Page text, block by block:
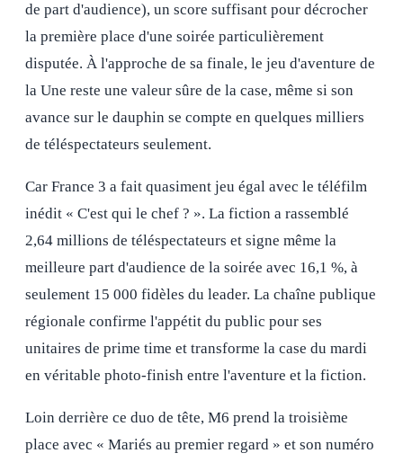
de part d'audience), un score suffisant pour décrocher
la première place d'une soirée particulièrement
disputée. À l'approche de sa finale, le jeu d'aventure de
la Une reste une valeur sûre de la case, même si son
avance sur le dauphin se compte en quelques milliers
de téléspectateurs seulement.
Car France 3 a fait quasiment jeu égal avec le téléfilm
inédit « C'est qui le chef ? ». La fiction a rassemblé
2,64 millions de téléspectateurs et signe même la
meilleure part d'audience de la soirée avec 16,1 %, à
seulement 15 000 fidèles du leader. La chaîne publique
régionale confirme l'appétit du public pour ses
unitaires de prime time et transforme la case du mardi
en véritable photo-finish entre l'aventure et la fiction.
Loin derrière ce duo de tête, M6 prend la troisième
place avec « Mariés au premier regard » et son numéro